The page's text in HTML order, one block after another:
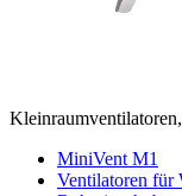
MiniVent M1
Ventilatoren für